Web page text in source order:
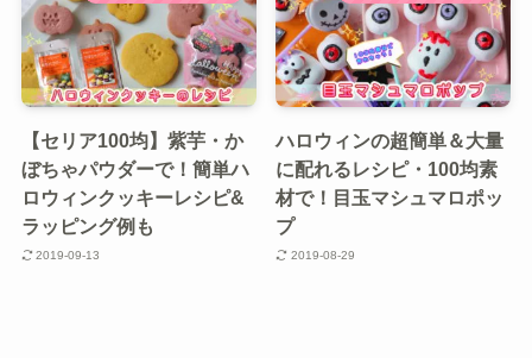
【セリア100均】紫芋・か
ぼちゃパウダーで！簡単ハ
ロウィンクッキーレシピ&
ラッピング例も
2019-09-13
ハロウィンの超簡単＆大量
に配れるレシピ・100均素
材で！目玉マシュマロポッ
プ
2019-08-29